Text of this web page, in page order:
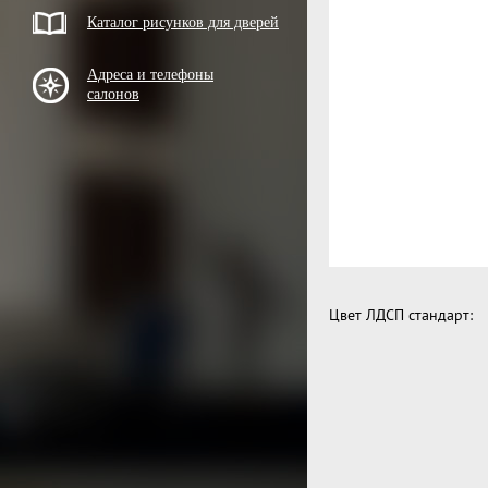
Каталог рисунков для дверей
Адреса и телефоны
салонов
Цвет ЛДСП стандарт: